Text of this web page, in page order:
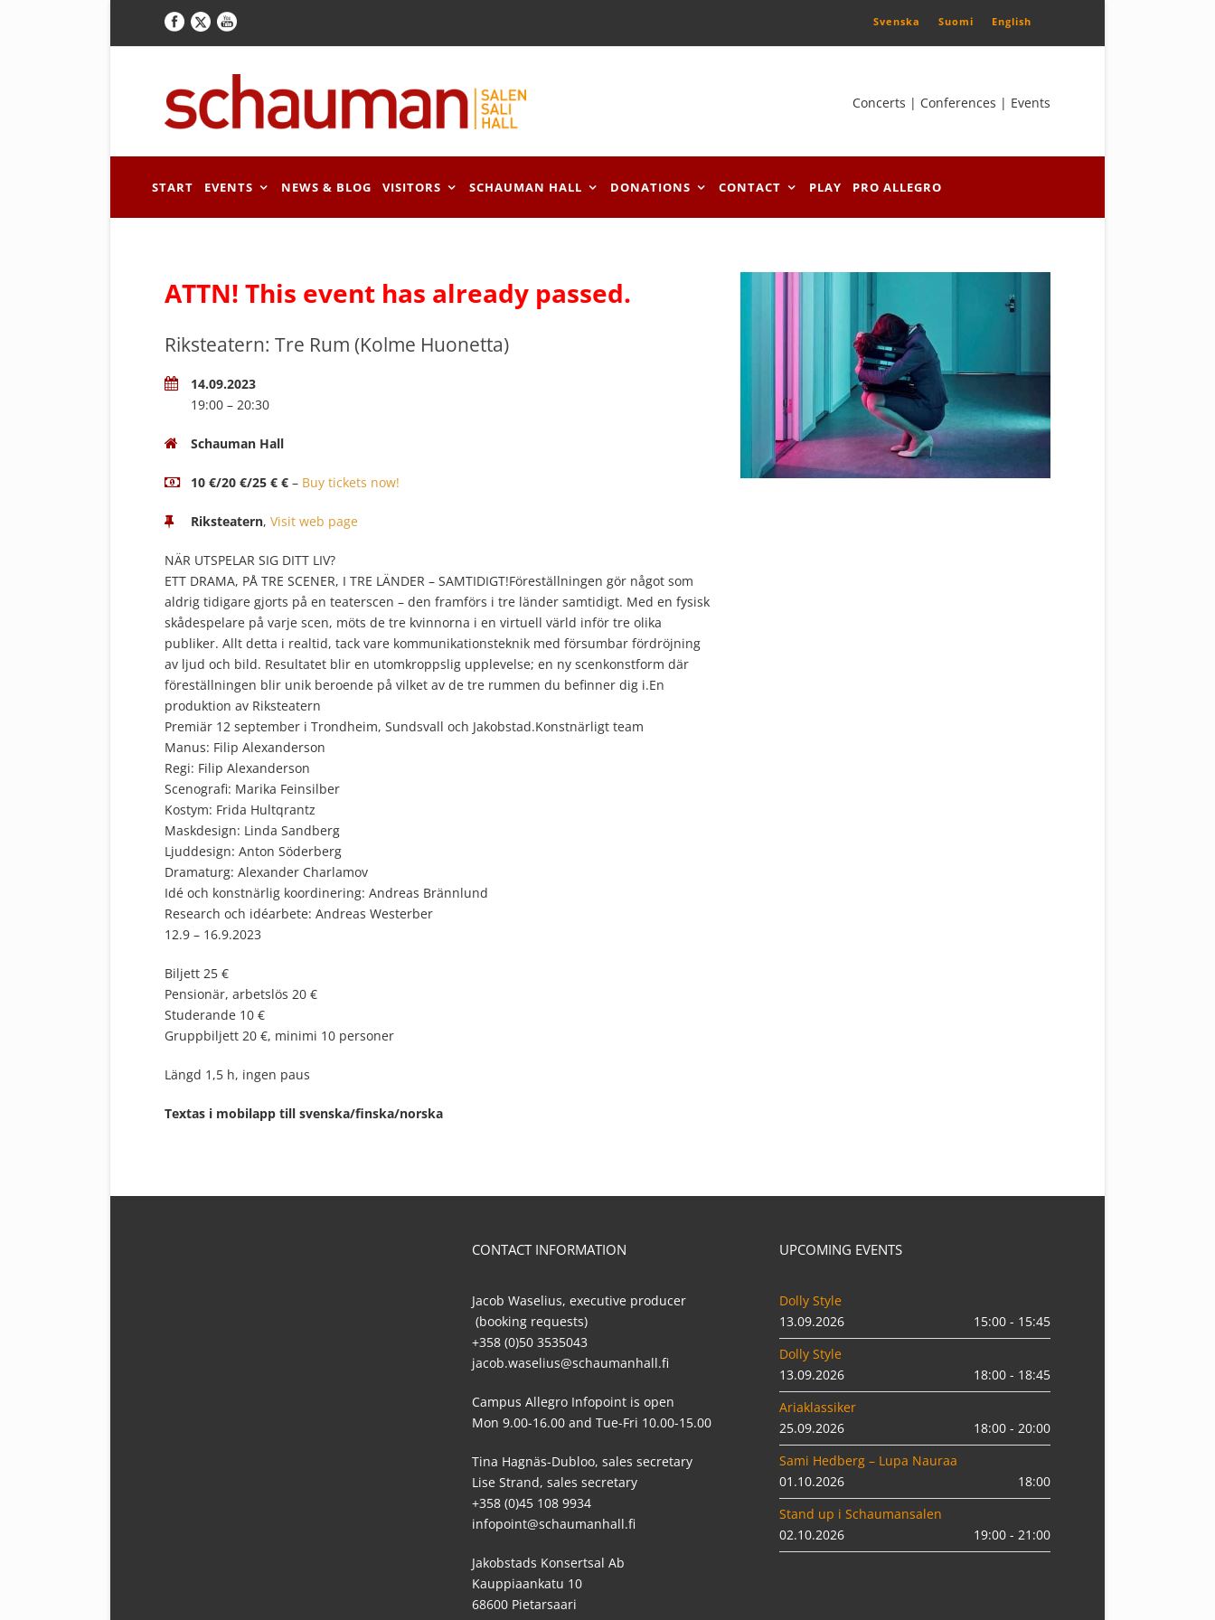
Svenska Suomi English
Concerts | Conferences | Events
START EVENTS NEWS & BLOG VISITORS SCHAUMAN HALL DONATIONS CONTACT PLAY PRO ALLEGRO
ATTN! This event has already passed.
Riksteatern: Tre Rum (Kolme Huonetta)
14.09.2023
19:00 – 20:30
Schauman Hall
10 €/20 €/25 € € – Buy tickets now!
Riksteatern, Visit web page
NÄR UTSPELAR SIG DITT LIV?
ETT DRAMA, PÅ TRE SCENER, I TRE LÄNDER – SAMTIDIGT!Föreställningen gör något som
aldrig tidigare gjorts på en teaterscen – den framförs i tre länder samtidigt. Med en fysisk
skådespelare på varje scen, möts de tre kvinnorna i en virtuell värld inför tre olika
publiker. Allt detta i realtid, tack vare kommunikationsteknik med försumbar fördröjning
av ljud och bild. Resultatet blir en utomkroppslig upplevelse; en ny scenkonstform där
föreställningen blir unik beroende på vilket av de tre rummen du befinner dig i.En
produktion av Riksteatern
Premiär 12 september i Trondheim, Sundsvall och Jakobstad.Konstnärligt team
Manus: Filip Alexanderson
Regi: Filip Alexanderson
Scenografi: Marika Feinsilber
Kostym: Frida Hultqrantz
Maskdesign: Linda Sandberg
Ljuddesign: Anton Söderberg
Dramaturg: Alexander Charlamov
Idé och konstnärlig koordinering: Andreas Brännlund
Research och idéarbete: Andreas Westerber
12.9 – 16.9.2023
Biljett 25 €
Pensionär, arbetslös 20 €
Studerande 10 €
Gruppbiljett 20 €, minimi 10 personer
Längd 1,5 h, ingen paus
Textas i mobilapp till svenska/finska/norska
CONTACT INFORMATION
Jacob Waselius, executive producer
(booking requests)
+358 (0)50 3535043
jacob.waselius@schaumanhall.fi
Campus Allegro Infopoint is open
Mon 9.00-16.00 and Tue-Fri 10.00-15.00
Tina Hagnäs-Dubloo, sales secretary
Lise Strand, sales secretary
+358 (0)45 108 9934
infopoint@schaumanhall.fi
Jakobstads Konsertsal Ab
Kauppiaankatu 10
68600 Pietarsaari
UPCOMING EVENTS
Dolly Style
13.09.2026
15:00 - 15:45
Dolly Style
13.09.2026
18:00 - 18:45
Ariaklassiker
25.09.2026
18:00 - 20:00
Sami Hedberg – Lupa Nauraa
01.10.2026
18:00
Stand up i Schaumansalen
02.10.2026
19:00 - 21:00